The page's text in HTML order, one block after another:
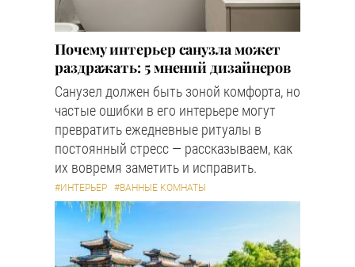
Почему интерьер санузла может
раздражать: 5 мнений дизайнеров
Санузел должен быть зоной комфорта, но
частые ошибки в его интерьере могут
превратить ежедневные ритуалы в
постоянный стресс — рассказываем, как
их вовремя заметить и исправить.
#ИНТЕРЬЕР #ВАННЫЕ КОМНАТЫ